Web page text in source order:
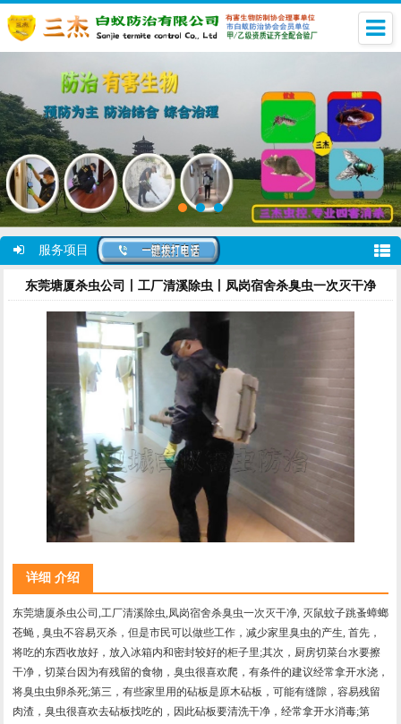
服务项目
东莞塘厦杀虫公司丨工厂清溪除虫丨凤岗宿舍杀臭虫一次灭干净
详细 介绍
东莞塘厦杀虫公司,工厂清溪除虫,凤岗宿舍杀臭虫一次灭干净, 灭鼠蚊子跳蚤蟑螂
苍蝇 , 臭虫不容易灭杀，但是市民可以做些工作，减少家里臭虫的产生, 首先，
将吃的东西收放好，放入冰箱内和密封较好的柜子里;其次，厨房切菜台水要擦
干净，切菜台因为有残留的食物，臭虫很喜欢爬，有条件的建议经常拿开水浇，
将臭虫虫卵杀死;第三，有些家里用的砧板是原木砧板，可能有缝隙，容易残留
肉渣，臭虫很喜欢去砧板找吃的，因此砧板要清洗干净，经常拿开水消毒;第